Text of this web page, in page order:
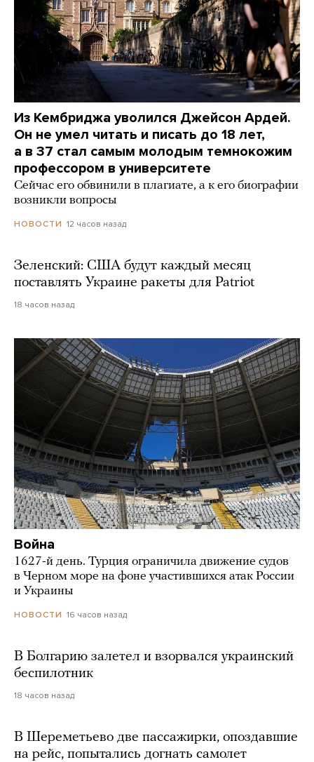
Из Кембриджа уволился Джейсон Ардей.
Он не умел читать и писать до 18 лет,
а в 37 стал самым молодым темнокожим
профессором в университете
Сейчас его обвинили в плагиате, а к его биографии
возникли вопросы
НОВОСТИ 12 часов назад
Зеленский: США будут каждый месяц
поставлять Украине ракеты для Patriot
18 часов назад
Война
1627-й день. Турция ограничила движение судов
в Черном море на фоне участившихся атак России
и Украины
НОВОСТИ 16 часов назад
В Болгарию залетел и взорвался украинский
беспилотник
18 часов назад
В Шереметьево две пассажирки, опоздавшие
на рейс, попытались догнать самолет